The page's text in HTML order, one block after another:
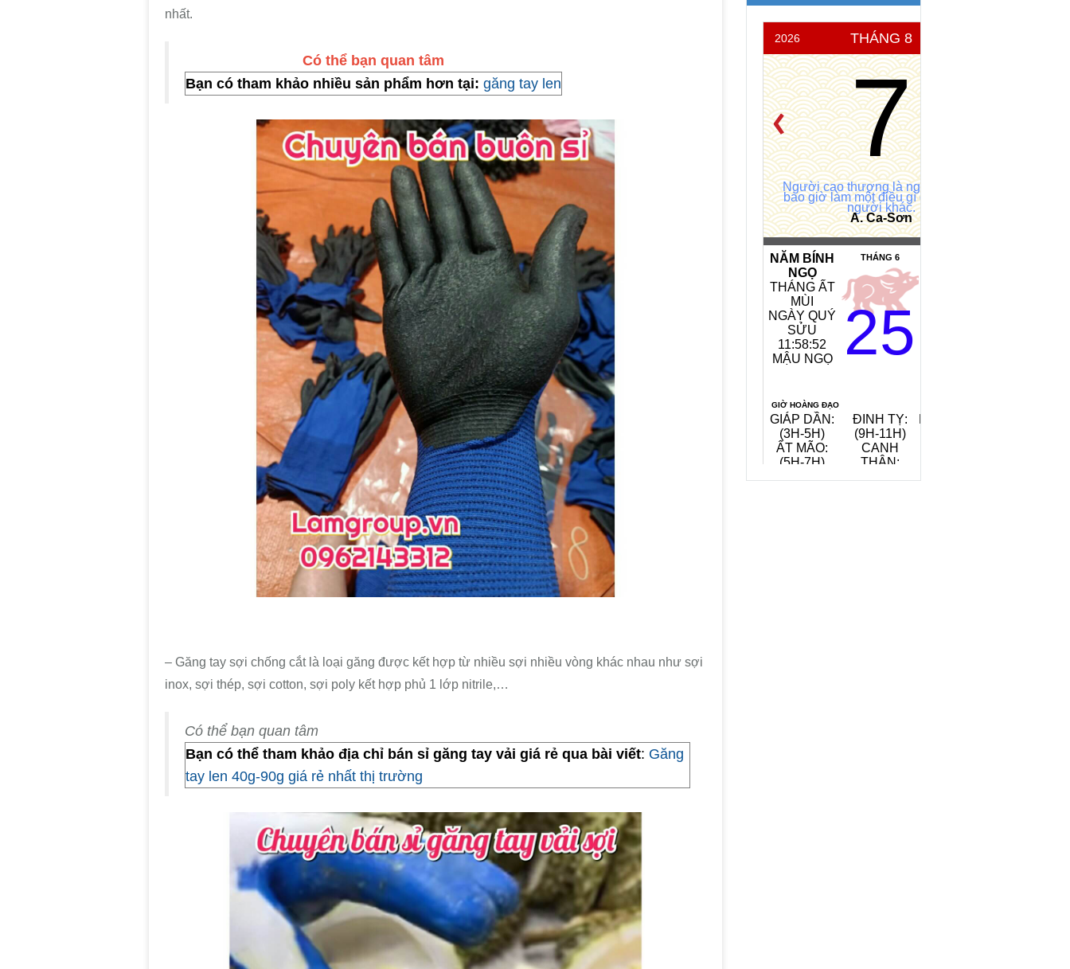
nhất.
Có thể bạn quan tâm
Bạn có tham khảo nhiều sản phẩm hơn tại: găng tay len
– Găng tay sợi chống cắt là loại găng được kết hợp từ nhiều sợi nhiều vòng khác nhau như sợi
inox, sợi thép, sợi cotton, sợi poly kết hợp phủ 1 lớp nitrile,…
Có thể bạn quan tâm
Bạn có thể tham khảo địa chỉ bán sỉ găng tay vải giá rẻ qua bài viết: Găng
tay len 40g-90g giá rẻ nhất thị trường
2026 THÁNG 8
7
Người cao thượng là người không
bao giờ làm một điều gì để hạ thấp
người khác.
A. Ca-Sơn
NĂM BÍNH
NGỌ
THÁNG ẤT
MÙI
NGÀY QUÝ
SỬU
11:58:53
MẬU NGỌ
THÁNG 6
25
GIỜ HOÀNG ĐẠO
GIÁP DẦN:
(3H-5H)
ẤT MÃO:
(5H-7H)
ĐINH TỴ:
(9H-11H)
CANH
THÂN: